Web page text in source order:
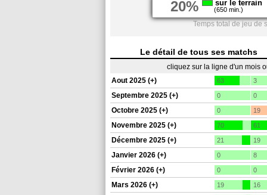
20% sur le terrain
(650 min.)
Temps total de jeu de
Le détail de tous ses matchs
cliquez sur la ligne d'un mois
Aout 2025 (+)
63 3
Septembre 2025 (+) 0 0
Octobre 2025 (+) 0 19
Novembre 2025 (+) 70 61
Décembre 2025 (+) 21 19
Janvier 2026 (+) 0 8
Février 2026 (+) 0 0
Mars 2026 (+) 19 16